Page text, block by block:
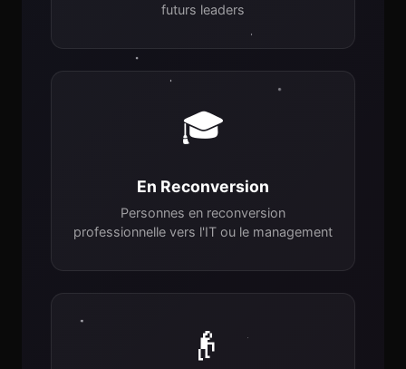
futurs leaders
🎓
En Reconversion
Personnes en reconversion
professionnelle vers l'IT ou le management
👴